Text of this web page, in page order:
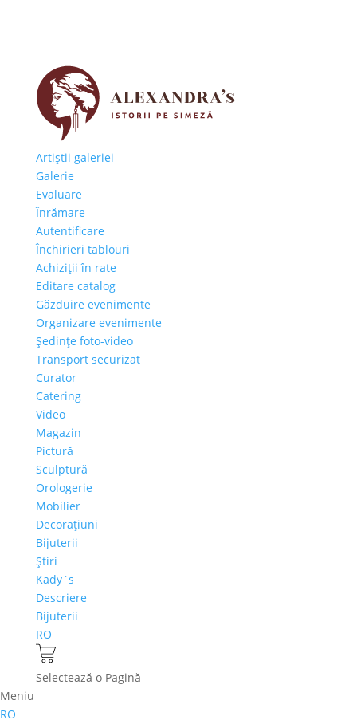
Artiştii galeriei
Galerie
Evaluare
Înrămare
Autentificare
Închirieri tablouri
Achiziţii în rate
Editare catalog
Găzduire evenimente
Organizare evenimente
Şedinţe foto-video
Transport securizat
Curator
Catering
Video
Magazin
Pictură
Sculptură
Orologerie
Mobilier
Decoraţiuni
Bijuterii
Ştiri
Kady`s
Descriere
Bijuterii
RO
Selectează o Pagină
Meniu
RO